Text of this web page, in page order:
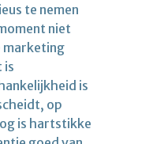
te nemen
niet
marketing
is
is
op
is hartstikke